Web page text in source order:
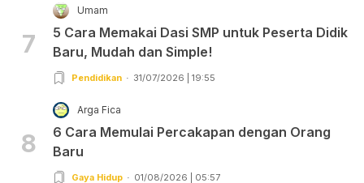
7
Umam
5 Cara Memakai Dasi SMP untuk Peserta Didik
Baru, Mudah dan Simple!
Pendidikan 31/07/2026 | 19:55
8
Arga Fica
6 Cara Memulai Percakapan dengan Orang
Baru
Gaya Hidup 01/08/2026 | 05:57